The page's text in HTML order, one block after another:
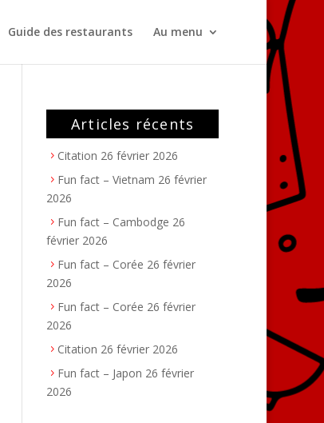
Guide des restaurants Au menu
Articles récents
Citation 26 février 2026
Fun fact – Vietnam 26 février
2026
Fun fact – Cambodge 26
février 2026
Fun fact – Corée 26 février
2026
Fun fact – Corée 26 février
2026
Citation 26 février 2026
Fun fact – Japon 26 février
2026